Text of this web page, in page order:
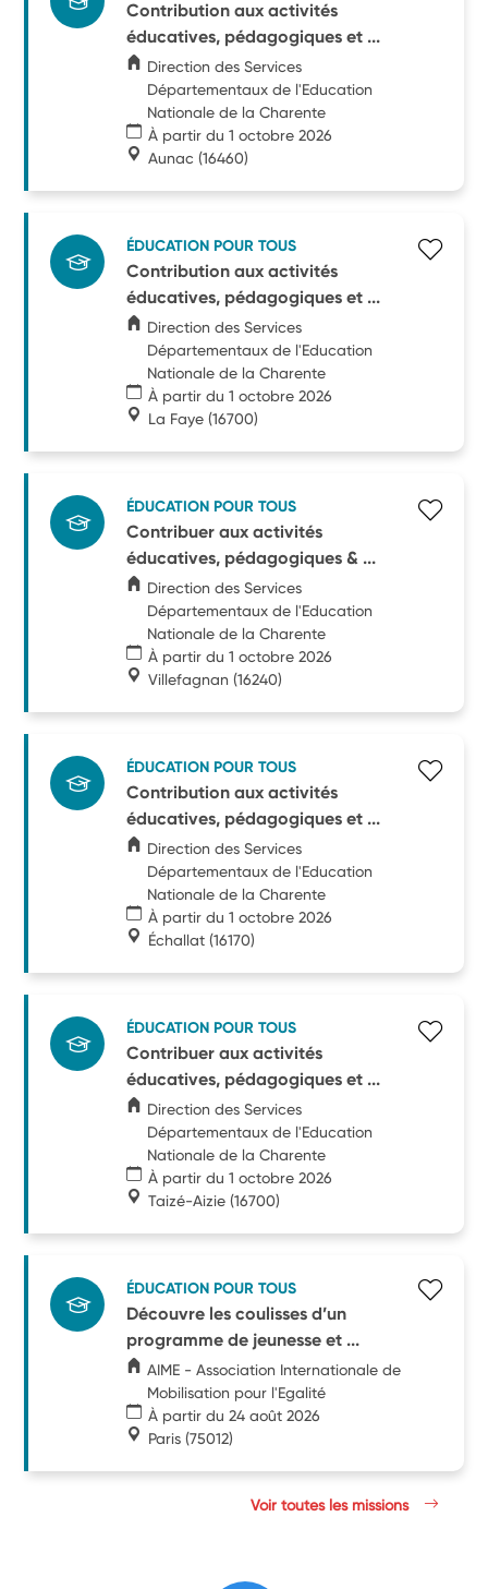
Contribution aux activités
éducatives, pédagogiques et ...
Direction des Services
Départementaux de l'Education
Nationale de la Charente
À partir du 1 octobre 2026
Aunac (16460)
ÉDUCATION POUR TOUS
Contribution aux activités
éducatives, pédagogiques et ...
Direction des Services
Départementaux de l'Education
Nationale de la Charente
À partir du 1 octobre 2026
La Faye (16700)
ÉDUCATION POUR TOUS
Contribuer aux activités
éducatives, pédagogiques & ...
Direction des Services
Départementaux de l'Education
Nationale de la Charente
À partir du 1 octobre 2026
Villefagnan (16240)
ÉDUCATION POUR TOUS
Contribution aux activités
éducatives, pédagogiques et ...
Direction des Services
Départementaux de l'Education
Nationale de la Charente
À partir du 1 octobre 2026
Échallat (16170)
ÉDUCATION POUR TOUS
Contribuer aux activités
éducatives, pédagogiques et ...
Direction des Services
Départementaux de l'Education
Nationale de la Charente
À partir du 1 octobre 2026
Taizé-Aizie (16700)
ÉDUCATION POUR TOUS
Découvre les coulisses d’un
programme de jeunesse et ...
AIME - Association Internationale de
Mobilisation pour l'Egalité
À partir du 24 août 2026
Paris (75012)
Voir toutes les missions